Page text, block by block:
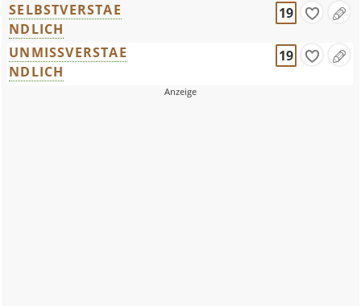
SELBSTVERSTAE
NDLICH
19
UNMISSVERSTAE
NDLICH
19